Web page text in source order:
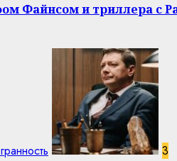
Файнсом и триллера с
3